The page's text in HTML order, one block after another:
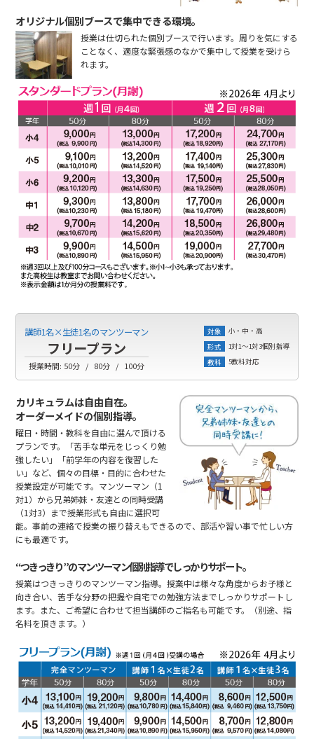
オリジナル個別ブースで集中できる環境。
授業は仕切られた個別ブースで行います。周りを気にする
ことなく、適度な緊張感のなかで集中して授業を受けら
れます。
講師1名×生徒1名のマンツーマン
フリープラン
授業時間: 50分 80分 100分
対象
小・中・高
形式
1対1～1対3個別指導
教科
5教科対応
カリキュラムは自由自在。
オーダーメイドの個別指導。
曜日・時間・教科を自由に選んで頂ける
プランです。「苦手な単元をじっくり勉
強したい」「前学年の内容を復習した
い」など、個々の目標・目的に合わせた
授業設定が可能です。マンツーマン（1
対1）から兄弟姉妹・友達との同時受講
（1対3）まで授業形式も自由に選択可
能。事前の連絡で授業の振り替えもできるので、部活や習い事で忙しい方
にも最適です。
“つきっきり”のマンツーマン個別指導でしっかりサポート。
授業はつきっきりのマンツーマン指導。授業中は様々な角度からお子様と
向き合い、苦手な分野の把握や自宅での勉強方法までしっかりサポートし
ます。また、ご希望に合わせて担当講師のご指名も可能です。（別途、指
名料を頂きます。）